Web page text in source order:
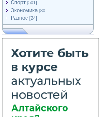
Спорт [501]
Экономика [80]
Разное [24]